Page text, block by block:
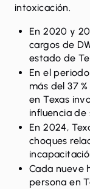
intoxicación.
En 2020 y
cargos de
estado de
En el
más del 37 %
en Texas
influencia de
En 2024,
choques
Cada nueve
persona en